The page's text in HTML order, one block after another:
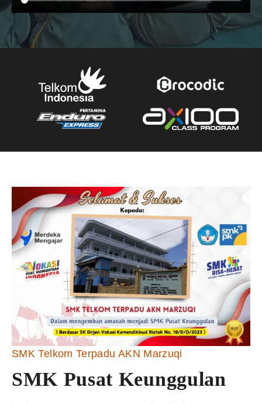
SMK Telkom Terpadu AKN Marzuqi
SMK Pusat Keunggulan